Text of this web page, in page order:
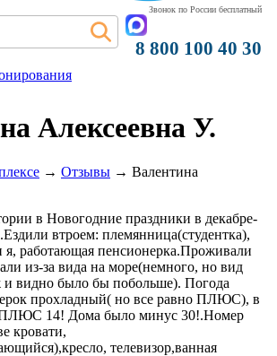
Звонок по России бесплатный
8 800 100 40 30
Алексеевна У.
→ Отзывы → Валентина
в Новогодние праздники в декабре-
втроем: племянница(студентка),
я, работающая пенсионерка.Проживали
из-за вида на море(немного, но вид
и видно было бы побольше). Погода
прохладный( но все равно ПЛЮС), в
ПЛЮС 14! Дома было минус 30!.Номер
кровати,
телевизор,ванная